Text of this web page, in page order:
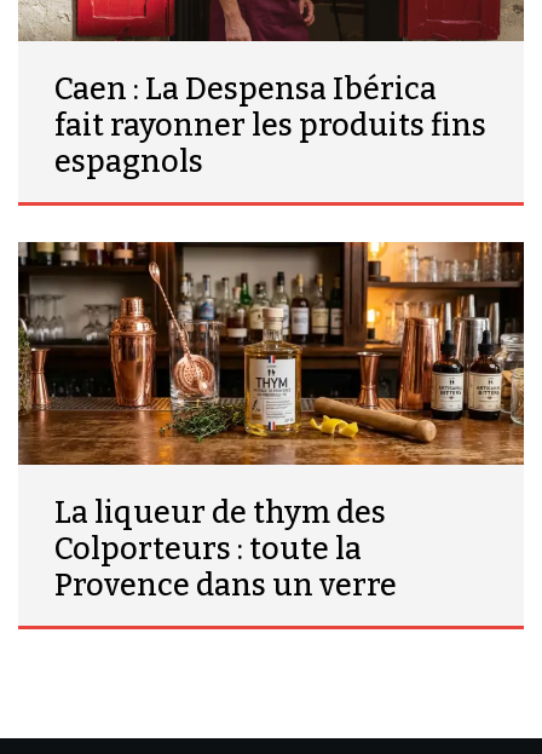
Caen : La Despensa Ibérica
fait rayonner les produits fins
espagnols
La liqueur de thym des
Colporteurs : toute la
Provence dans un verre